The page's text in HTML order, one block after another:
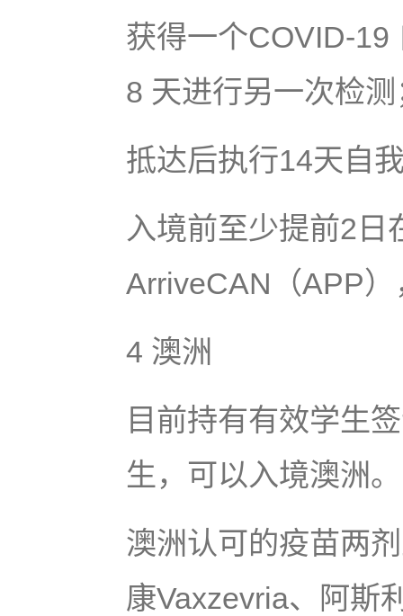
获得一个COVID-19
8 天进行另一次检测
抵达后执行14天自
入境前至少提前2日
ArriveCAN（APP
4 澳洲
目前持有有效学生
生，可以入境澳洲。
澳洲认可的疫苗两
康Vaxzevria、阿斯